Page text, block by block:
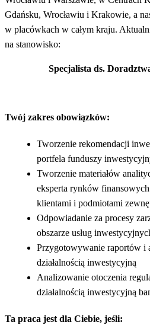
Gdańsku, Wrocławiu i Krakowie, a
w placówkach w całym kraju.
na stanowisko:
Specjalista ds.
Twój zakres obowiązków:
Tworzenie rekomendacji
portfela funduszy
Tworzenie materiałów
eksperta rynków
klientami i podmiotami
Odpowiadanie za procesy
obszarze usług
Przygotowywanie raportów i
działalnością inwestycyjną
Analizowanie otoczenia
działalnością inwestycyjną
Ta praca jest dla Ciebie, jeśli: